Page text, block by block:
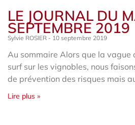
LE JOURNAL DU
SEPTEMBRE 2019
Sylvie ROSIER 10 septembre 2019
Au sommaire Alors que la vague
surf sur les vignobles, nous
de prévention des risques mais
Lire plus »